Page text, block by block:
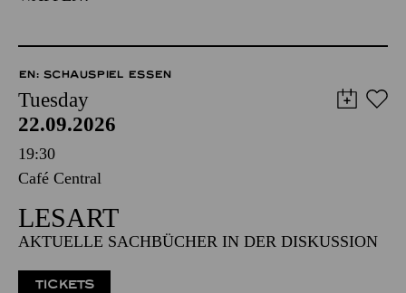
EN: SCHAUSPIEL ESSEN
Tuesday
22.09.2026
19:30
Café Central
LESART
AKTUELLE SACHBÜCHER IN DER DISKUSSION
TICKETS